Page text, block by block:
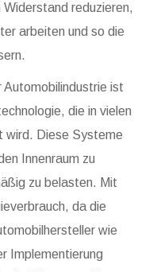
reduzieren,
arbeiten und so die
Automobilindustrie ist
die in vielen
wird. Diese Systeme
Innenraum zu
zu belasten. Mit
da die
wie
Implementierung